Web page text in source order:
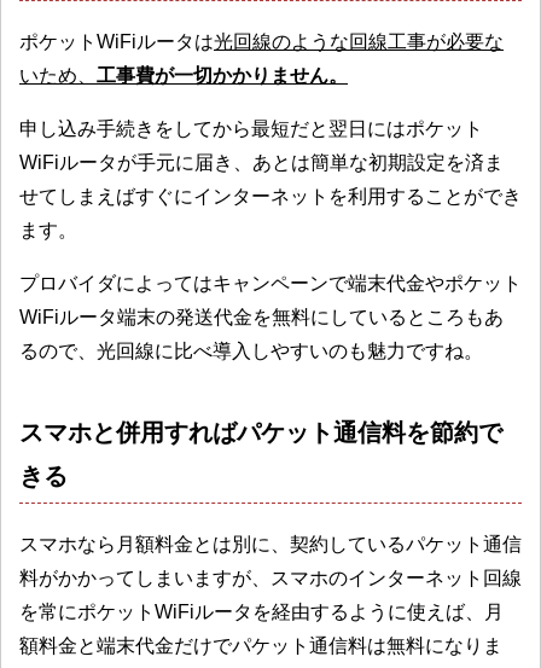
ポケットWiFiルータは光回線のような回線工事が必要な
いため、 工事費が一切かかりません。
申し込み手続きをしてから最短だと翌日にはポケット
WiFiルータが手元に届き、あとは簡単な初期設定を済ま
せてしまえばすぐにインターネットを利用することができ
ます。
プロバイダによってはキャンペーンで端末代金やポケット
WiFiルータ端末の発送代金を無料にしているところもあ
るので、光回線に比べ導入しやすいのも魅力ですね。
スマホと併用すればパケット通信料を節約で
きる
スマホなら月額料金とは別に、契約しているパケット通信
料がかかってしまいますが、スマホのインターネット回線
を常にポケットWiFiルータを経由するように使えば、月
額料金と端末代金だけでパケット通信料は無料になりま